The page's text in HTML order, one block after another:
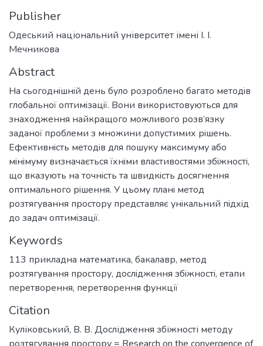
Publisher
Одеський національний університет імені І. І.
Мечникова
Abstract
На сьогоднiшнiй день було розроблено багато методiв
глобальної оптимiзацiї. Вони використовуються для
знаходження найкращого можливого розв’язку
заданої проблеми з множини допустимих рiшень.
Ефективнiсть методiв для пошуку максимуму або
мiнiмуму визначається їхнiми властивостями збiжностi,
що вказують на точнiсть та швидкiсть досягнення
оптимального рiшення. У цьому планi метод
розтягування простору представляє унiкальний пiдхiд
до задач оптимiзацiї.
Keywords
113 прикладна математика, бакалавр, метод
розтягування простору, дослiдження збiжностi, етапи
перетворення, перетворення функції
Citation
Куліковський, В. В. Дослідження збіжності методу